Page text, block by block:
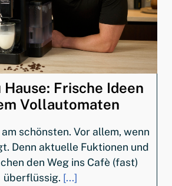
Frische Ideen
Vollautomaten
schönsten. Vor allem, wenn
Denn aktuelle Fuktionen und
den Weg ins Cafè (fast)
überflüssig. [...]